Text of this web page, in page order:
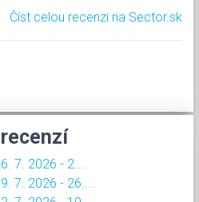
Číst celou recenzi na Sector.sk
7. 2026 - 2....
7. 2026 - 26....